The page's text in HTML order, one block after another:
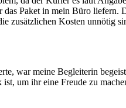
Paket in mein Büro
zusätzlichen Kosten unnötig
war meine Begleiterin
um ihr eine Freude zu